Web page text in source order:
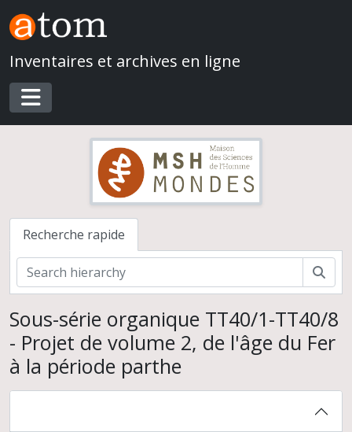
Skip to main content
Inventaires et archives en ligne
Toggle navigation
Recherche rapide
Sous-série organique TT40/1-TT40/8
- Projet de volume 2, de l'âge du Fer
à la période parthe